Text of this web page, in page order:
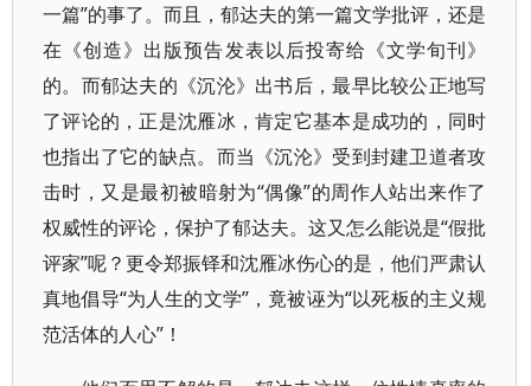
一篇”的事了。而且，郁达夫的第一篇文学批评，还是
在《创造》出版预告发表以后投寄给《文学旬刊》
的。而郁达夫的《沉沦》出书后，最早比较公正地写
了评论的，正是沈雁冰，肯定它基本是成功的，同时
也指出了它的缺点。而当《沉沦》受到封建卫道者攻
击时，又是最初被暗射为“偶像”的周作人站出来作了
权威性的评论，保护了郁达夫。这又怎么能说是“假批
评家”呢？更令郑振铎和沈雁冰伤心的是，他们严肃认
真地倡导“为人生的文学”，竟被诬为“以死板的主义规
范活体的人心”！